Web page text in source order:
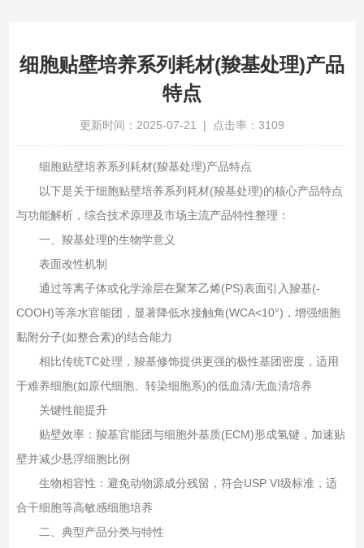
细胞贴壁培养系列耗材(羧基处理)产品
特点
更新时间：2025-07-21 | 点击率：3109
细胞贴壁培养系列耗材(羧基处理)产品特点
以下是关于‌细胞贴壁培养系列耗材(羧基处理)‌的核心产品特点
与功能解析，综合技术原理及市场主流产品特性整理‌：
一、羧基处理的生物学意义‌
表面改性机制‌
通过等离子体或化学涂层在聚苯乙烯(PS)表面引入羧基(-
COOH)等亲水官能团，显著降低水接触角(WCA<10°)，增强细胞
黏附分子(如整合素)的结合能力‌
相比传统TC处理，羧基修饰提供更强的极性基团密度，适用
于难养细胞(如原代细胞、转染细胞系)的低血清/无血清培养‌
关键性能提升‌
贴壁效率‌：羧基官能团与细胞外基质(ECM)形成氢键，加速贴
壁并减少悬浮细胞比例‌
生物相容性‌：避免动物源成分残留，符合USP VI级标准，适
合干细胞等高敏感细胞培养‌
二、典型产品分类与特性‌